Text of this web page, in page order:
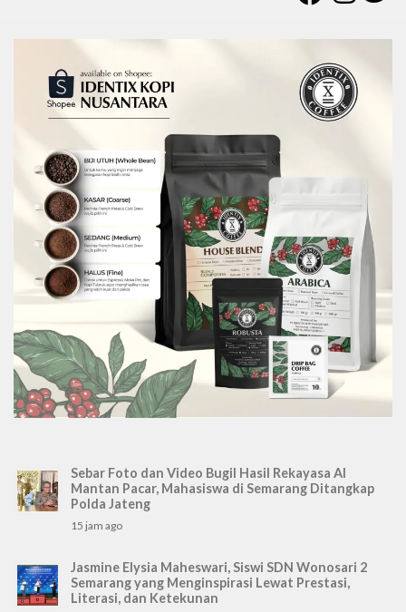
Sebar Foto dan Video Bugil Hasil Rekayasa AI
Mantan Pacar, Mahasiswa di Semarang Ditangkap
Polda Jateng
15 jam ago
Jasmine Elysia Maheswari, Siswi SDN Wonosari 2
Semarang yang Menginspirasi Lewat Prestasi,
Literasi, dan Ketekunan